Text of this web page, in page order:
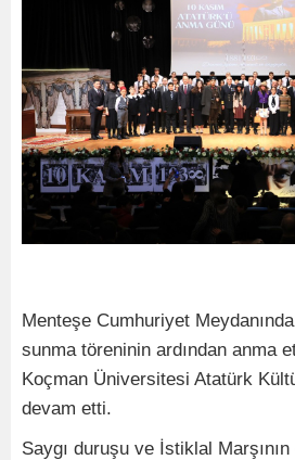
Menteşe Cumhuriyet
sunma töreninin ardından anma
Koçman Üniversitesi Atatürk
devam etti.
Saygı duruşu ve İstiklal